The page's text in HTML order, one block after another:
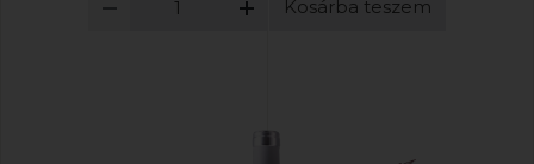
Kosárba teszem